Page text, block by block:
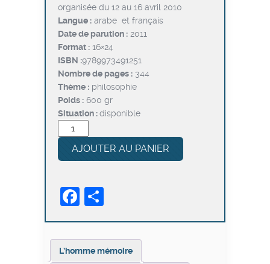
organisée du 12 au 16 avril 2010
Langue : arabe et français
Date de parution : 2011
Format : 16×24
ISBN :9789973491251
Nombre de pages : 344
Thème : philosophie
Poids : 600 gr
Situation :disponible
quantité
de
L’hommeAJOUTER AU PANIER
Facebook
L’homme mémoire